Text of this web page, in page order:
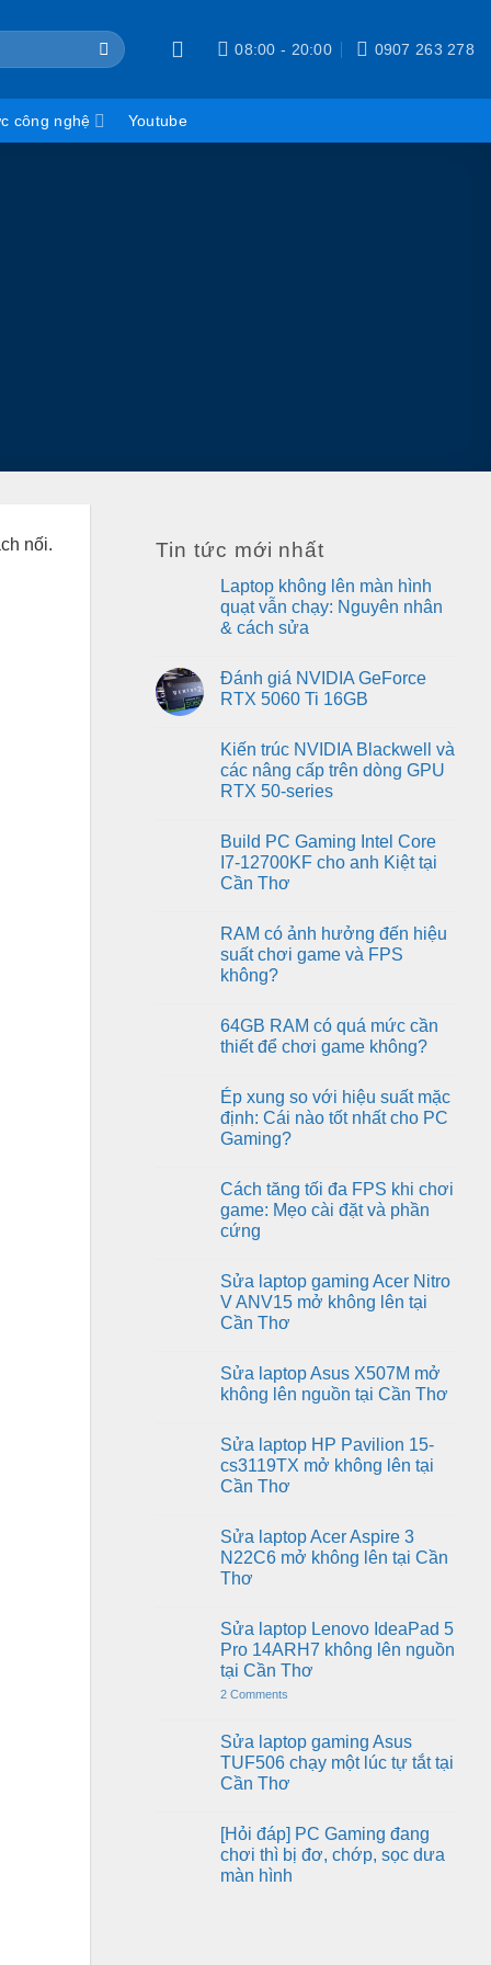
08:00 - 20:00 0907 263 278
công nghệ Youtube
nối. Tin tức mới nhất
Laptop không lên màn hình
quạt vẫn chạy: Nguyên nhân
& cách sửa
on
Laptop
không
hình
quạt
vẫn
chạy:
&
cách
sửa
Đánh giá NVIDIA GeForce
RTX 5060 Ti 16GB
on
Đánh
giá
NVIDIA
5060
Ti
16GB
Kiến trúc NVIDIA Blackwell và
các nâng cấp trên dòng GPU
RTX 50-series
on
Kiến
trúc
NVIDIA
các
nâng
cấp
trên
dòng
50-
series
Build PC Gaming Intel Core
I7-12700KF cho anh Kiệt tại
Cần Thơ
on
Build
PC
Gaming
I7-
12700KF
cho
tại
Cần
Thơ
RAM có ảnh hưởng đến hiệu
suất chơi game và FPS
không?
on
RAM
có
đến
hiệu
suất
chơi
FPS
không?
64GB RAM có quá mức cần
thiết để chơi game không?
on
64GB
RAM
có
cần
thiết
để
chơi
game
Ép xung so với hiệu suất mặc
định: Cái nào tốt nhất cho PC
Gaming?
on
xung
so
suất
mặc
định:
Cái
nào
cho
PC
Gaming?
Cách tăng tối đa FPS khi chơi
game: Mẹo cài đặt và phần
cứng
on
Cách
tăng
tối
khi
chơi
game:
đặt
và
phần
cứng
Sửa laptop gaming Acer Nitro
V ANV15 mở không lên tại
Cần Thơ
on
Sửa
laptop
Nitro
ANV15
mở
tại
Cần
Thơ
Sửa laptop Asus X507M mở
không lên nguồn tại Cần Thơ
on
Sửa
laptop
Asus
không
lên
nguồn
tại
Cần
Sửa laptop HP Pavilion 15-
cs3119TX mở không lên tại
Cần Thơ
on
Sửa
laptop
HP
cs3119TX
mở
không
lên
tại
Cần
Sửa laptop Acer Aspire 3
N22C6 mở không lên tại Cần
Thơ
on
Sửa
laptop
Acer
3
không
lên
tại
Cần
Sửa laptop Lenovo IdeaPad 5
Pro 14ARH7 không lên nguồn
tại Cần Thơ
2 Comments
Lenovo
IdeaPad
5
Pro
nguồn
tại
Cần
Thơ
Sửa laptop gaming Asus
TUF506 chạy một lúc tự tắt tại
Cần Thơ
on
Sửa
laptop
gaming
[Hỏi đáp] PC Gaming đang
chơi thì bị đơ, chớp, sọc dưa
màn hình